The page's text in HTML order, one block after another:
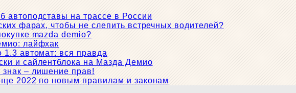
автоподставы на трассе в России
фарах, чтобы не слепить встречных водителей?
mazda demio?
лайфхак
автомат: вся правда
и сайлентблока на Мазда Демио
– лишение прав!
2022 по новым правилам и законам